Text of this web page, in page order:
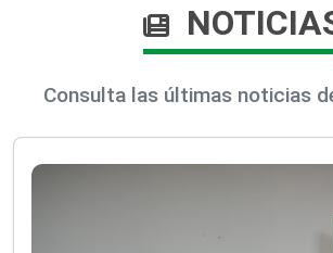
Consulta las últimas noticias